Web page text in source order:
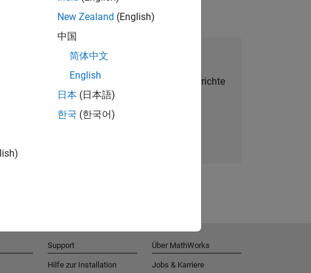
Talent Network beitreten
Erhalten Sie personalisierte Stellenangebote, Berichte
und Unternehmensneuigkeiten.
New Zealand (English)
中国
简体中文
English
日本 (日本語)
한국 (한국어)
Support
Hilfe zur Installation
Über MathWorks
Jobs & Karriere